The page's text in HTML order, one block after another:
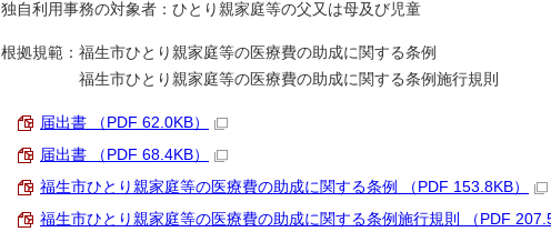
独自利用事務の対象者：ひとり親家庭等の父又は母及び児童
根拠規範：福生市ひとり親家庭等の医療費の助成に関する条例
福生市ひとり親家庭等の医療費の助成に関する条例施行規則
届出書 （PDF 62.0KB）
届出書 （PDF 68.4KB）
福生市ひとり親家庭等の医療費の助成に関する条例 （PDF 153.8KB）
福生市ひとり親家庭等の医療費の助成に関する条例施行規則 （PDF